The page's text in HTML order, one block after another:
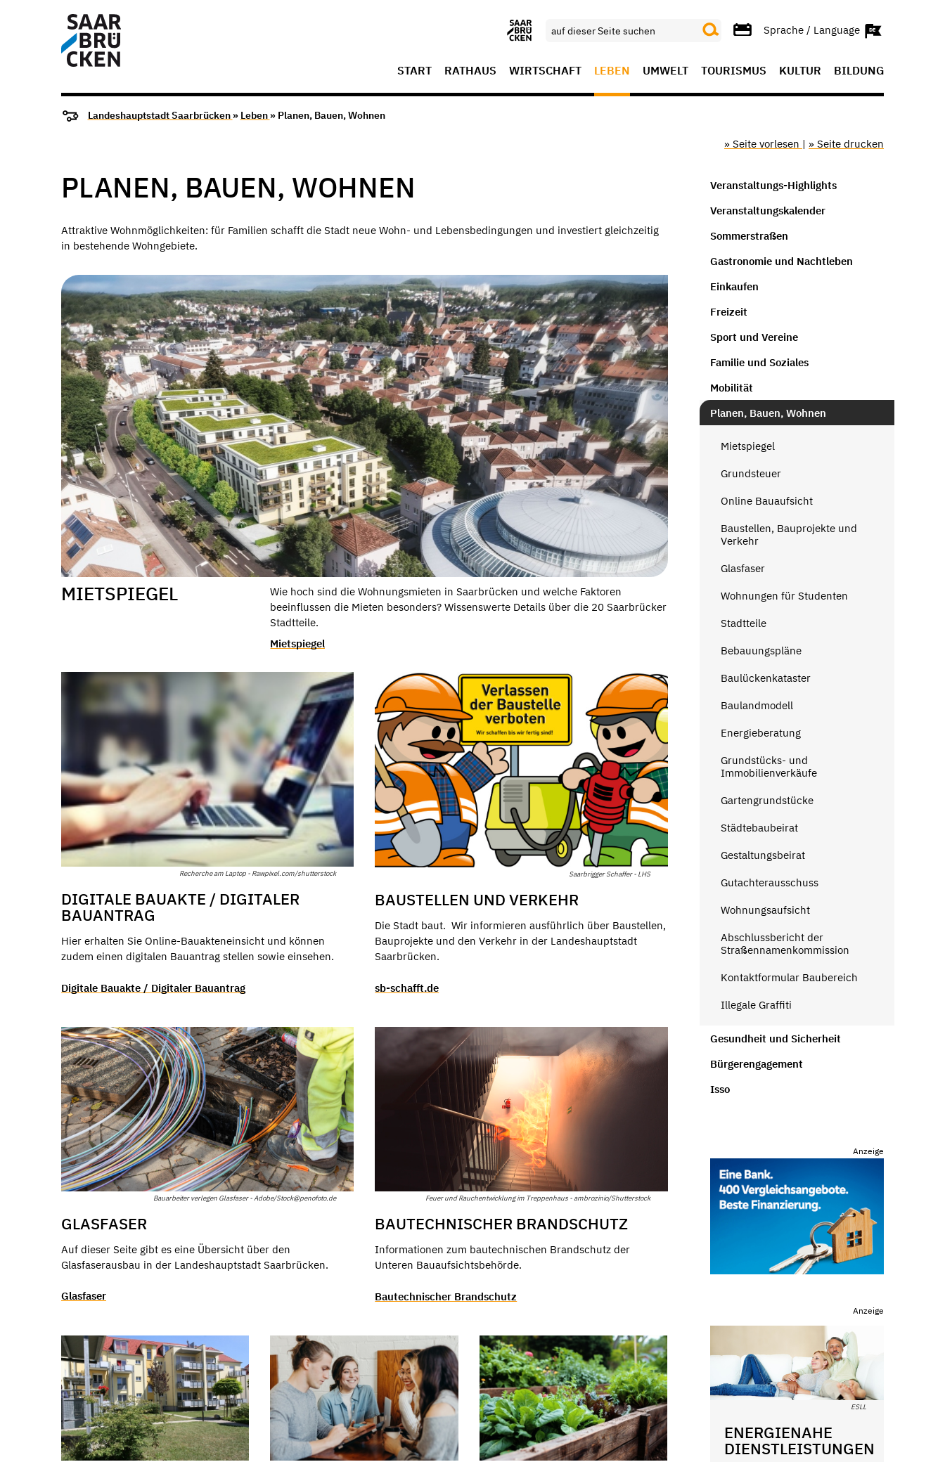
Sprache / Language
START RATHAUS WIRTSCHAFT LEBEN UMWELT TOURISMUS KULTUR BILDUNG
Landeshauptstadt Saarbrücken » Leben » Planen, Bauen, Wohnen
» Seite vorlesen | » Seite drucken
PLANEN, BAUEN, WOHNEN
Attraktive Wohnmöglichkeiten: für Familien schafft die Stadt neue Wohn- und Lebensbedingungen und investiert gleichzeitig
in bestehende Wohngebiete.
MIETSPIEGEL
Wie hoch sind die Wohnungsmieten in Saarbrücken und welche Faktoren
beeinflussen die Mieten besonders? Wissenswerte Details über die 20 Saarbrücker
Stadtteile.
Mietspiegel
Recherche am Laptop - Rawpixel.com/shutterstock
DIGITALE BAUAKTE / DIGITALER
BAUANTRAG
Hier erhalten Sie Online-Bauakteneinsicht und können
zudem einen digitalen Bauantrag stellen sowie einsehen.
Digitale Bauakte / Digitaler Bauantrag
Saarbrigger Schaffer - LHS
BAUSTELLEN UND VERKEHR
Die Stadt baut. Wir informieren ausführlich über Baustellen,
Bauprojekte und den Verkehr in der Landeshauptstadt
Saarbrücken.
sb-schafft.de
Bauarbeiter verlegen Glasfaser - Adobe/Stock@penofoto.de
GLASFASER
Auf dieser Seite gibt es eine Übersicht über den
Glasfaserausbau in der Landeshauptstadt Saarbrücken.
Glasfaser
Feuer und Rauchentwicklung im Treppenhaus - ambrozinio/Shutterstock
BAUTECHNISCHER BRANDSCHUTZ
Informationen zum bautechnischen Brandschutz der
Unteren Bauaufsichtsbehörde.
Bautechnischer Brandschutz
Veranstaltungs-Highlights
Veranstaltungskalender
Sommerstraßen
Gastronomie und Nachtleben
Einkaufen
Freizeit
Sport und Vereine
Familie und Soziales
Mobilität
Planen, Bauen, Wohnen
Mietspiegel
Grundsteuer
Online Bauaufsicht
Baustellen, Bauprojekte und
Verkehr
Glasfaser
Wohnungen für Studenten
Stadtteile
Bebauungspläne
Baulückenkataster
Baulandmodell
Energieberatung
Grundstücks- und
Immobilienverkäufe
Gartengrundstücke
Städtebaubeirat
Gestaltungsbeirat
Gutachterausschuss
Wohnungsaufsicht
Abschlussbericht der
Straßennamenkommission
Kontaktformular Baubereich
Illegale Graffiti
Gesundheit und Sicherheit
Bürgerengagement
Isso
Anzeige
Anzeige
ESLL
ENERGIENAHE
DIENSTLEISTUNGEN